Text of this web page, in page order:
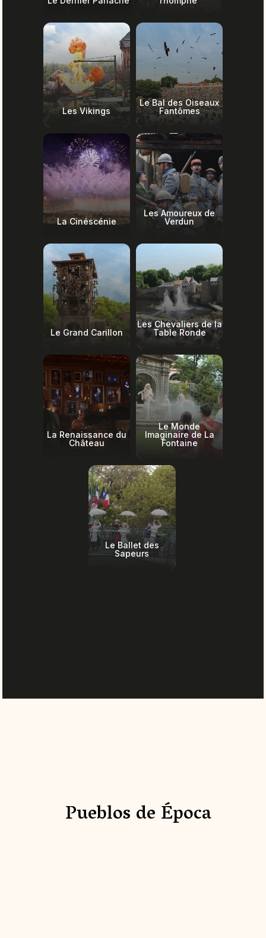
Les Vikings
Le Bal des Oiseaux
Fantômes
La Cinéscénie
Les Amoureux de
Verdun
Le Grand Carillon
Les Chevaliers de la
Table Ronde
La Renaissance du
Château
Le Monde
Imaginaire de La
Fontaine
Le Ballet des
Sapeurs
Pueblos de Época